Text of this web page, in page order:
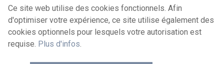
Conditions de réutilisation
Contactez-nous
Ce site web utilise des cookies fonctionnels. Afin
d'optimiser votre expérience, ce site utilise également des
cookies optionnels pour lesquels votre autorisation est
requise. Plus d'infos.